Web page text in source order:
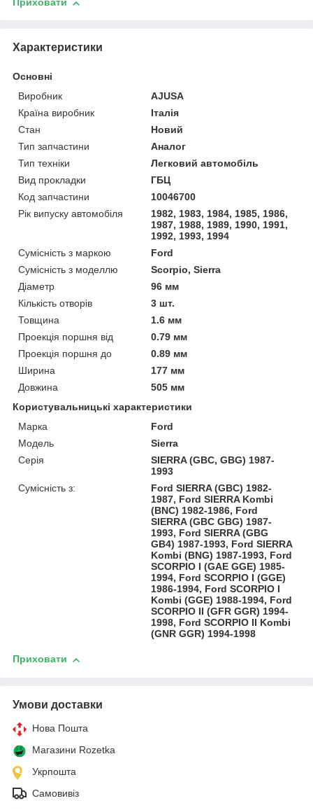
Приховати
Характеристики
Основні
Виробник
AJUSA
Країна виробник
Італія
Стан
Новий
Тип запчастини
Аналог
Тип техніки
Легковий автомобіль
Вид прокладки
ГБЦ
Код запчастини
10046700
Рік випуску автомобіля
1982, 1983, 1984, 1985, 1986,
1987, 1988, 1989, 1990, 1991,
1992, 1993, 1994
Сумісність з маркою
Ford
Сумісність з моделлю
Scorpio, Sierra
Діаметр
96 мм
Кількість отворів
3 шт.
Товщина
1.6 мм
Проекція поршня від
0.79 мм
Проекція поршня до
0.89 мм
Ширина
177 мм
Довжина
505 мм
Користувальницькі характеристики
Марка
Ford
Модель
Sierra
Серія
SIERRA (GBC, GBG) 1987-
1993
Сумісність з:
Ford SIERRA (GBC) 1982-
1987, Ford SIERRA Kombi
(BNC) 1982-1986, Ford
SIERRA (GBC GBG) 1987-
1993, Ford SIERRA (GBG
GB4) 1987-1993, Ford SIERRA
Kombi (BNG) 1987-1993, Ford
SCORPIO I (GAE GGE) 1985-
1994, Ford SCORPIO I (GGE)
1986-1994, Ford SCORPIO I
Kombi (GGE) 1988-1994, Ford
SCORPIO II (GFR GGR) 1994-
1998, Ford SCORPIO II Kombi
(GNR GGR) 1994-1998
Приховати
Умови доставки
Нова Пошта
Магазини Rozetka
Укрпошта
Самовивіз